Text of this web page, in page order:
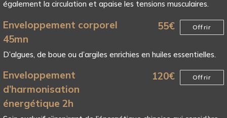
également la circulation et apaise les tensions musculaires.
Enveloppement corporel
45mn
55€ Offrir
D’algues, de boue ou d’argiles enrichies en huiles essentielles.
Enveloppement
d’harmonisation
énergétique 2h
120€ Offrir